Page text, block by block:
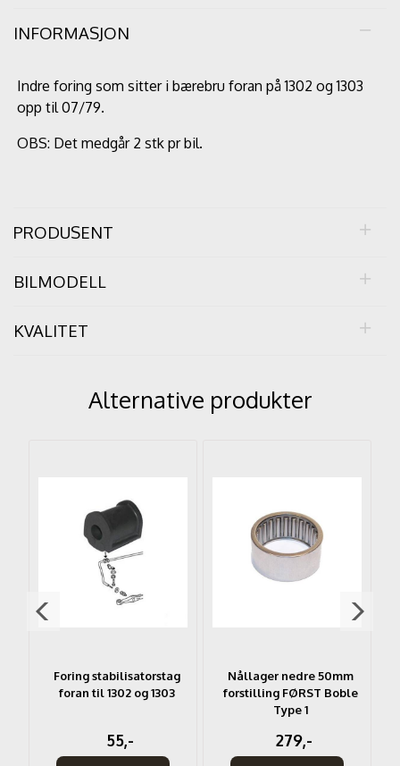
INFORMASJON
Indre foring som sitter i bærebru foran på 1302 og 1303
opp til 07/79.
OBS: Det medgår 2 stk pr bil.
PRODUSENT
BILMODELL
KVALITET
Alternative produkter
Foring stabilisatorstag
foran til 1302 og 1303
55,-
Nållager nedre 50mm
forstilling FØRST Boble
Type 1
279,-